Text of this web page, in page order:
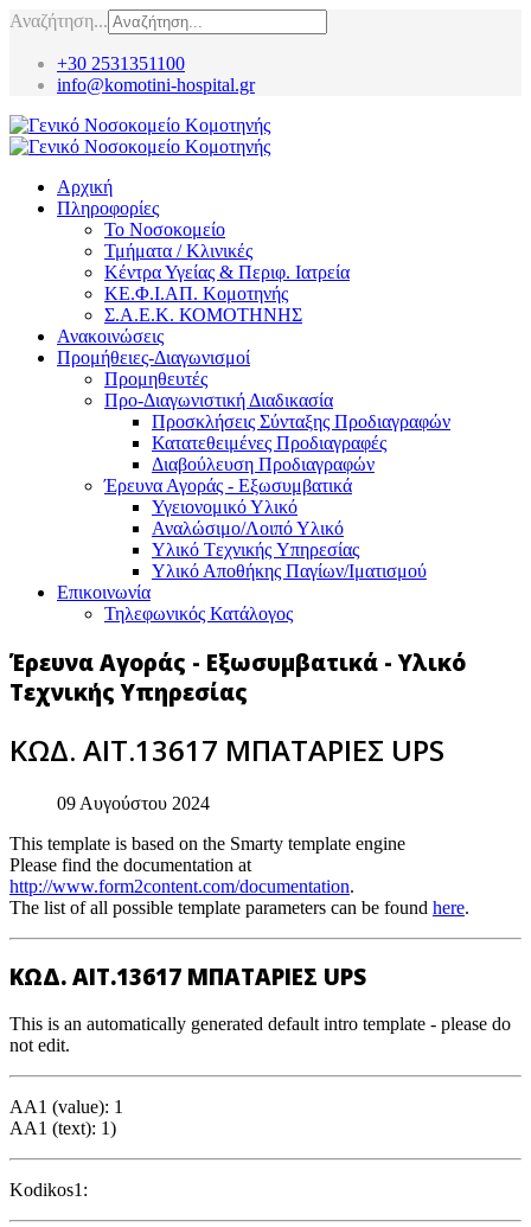
Αναζήτηση...
+30 2531351100
info@komotini-hospital.gr
Αρχική
Πληροφορίες
Το Νοσοκομείο
Τμήματα / Κλινικές
Κέντρα Υγείας & Περιφ. Ιατρεία
ΚΕ.Φ.Ι.ΑΠ. Κομοτηνής
Σ.Α.Ε.Κ. ΚΟΜΟΤΗΝΗΣ
Ανακοινώσεις
Προμήθειες-Διαγωνισμοί
Προμηθευτές
Προ-Διαγωνιστική Διαδικασία
Προσκλήσεις Σύνταξης Προδιαγραφών
Κατατεθειμένες Προδιαγραφές
Διαβούλευση Προδιαγραφών
Έρευνα Αγοράς - Εξωσυμβατικά
Υγειονομικό Υλικό
Αναλώσιμο/Λοιπό Υλικό
Υλικό Tεχνικής Yπηρεσίας
Υλικό Αποθήκης Παγίων/Ιματισμού
Επικοινωνία
Τηλεφωνικός Κατάλογος
Έρευνα Αγοράς - Εξωσυμβατικά - Υλικό
Τεχνικής Υπηρεσίας
ΚΩΔ. ΑΙΤ.13617 ΜΠΑΤΑΡΙΕΣ UPS
09 Αυγούστου 2024
This template is based on the Smarty template engine
Please find the documentation at
http://www.form2content.com/documentation.
The list of all possible template parameters can be found here.
ΚΩΔ. ΑΙΤ.13617 ΜΠΑΤΑΡΙΕΣ UPS
This is an automatically generated default intro template - please do
not edit.
AA1 (value): 1
AA1 (text): 1)
Kodikos1: